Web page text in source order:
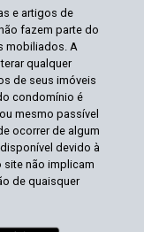
e artigos de
fazem parte do
mobiliados. A
qualquer
de seus imóveis
condomínio é
mesmo passível
ocorrer de algum
devido à
não implicam
de quaisquer